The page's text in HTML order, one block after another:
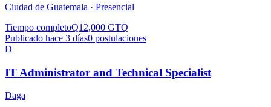
Ciudad de Guatemala · Presencial
Tiempo completoQ12,000 GTQ
Publicado hace 3 días0 postulaciones
D
IT Administrator and Technical Specialist
Daga